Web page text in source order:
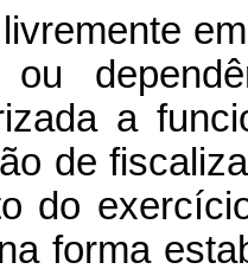
ou
a
de
do
forma